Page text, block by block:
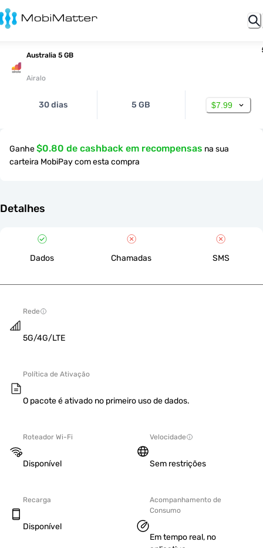
Australia 5 GB
Airalo
30 dias 5 GB $7.99
Ganhe$0.80 de cashback em recompensas na sua
carteira MobiPay com esta compra
Detalhes
Dados Chamadas SMS
Rede
5G/4G/LTE
Política de Ativação
O pacote é ativado no primeiro uso de dados.
Roteador Wi-Fi
Disponível
Velocidade
Sem restrições
Recarga
Disponível
Acompanhamento de
Consumo
Em tempo real, no